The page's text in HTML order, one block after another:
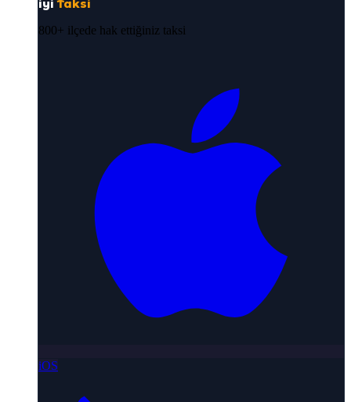
iyi Taksi
800+ ilçede hak ettiğiniz taksi
iOS